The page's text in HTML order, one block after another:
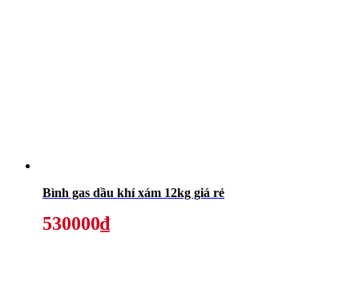
Bình gas dầu khí xám 12kg giá rẻ
530000₫